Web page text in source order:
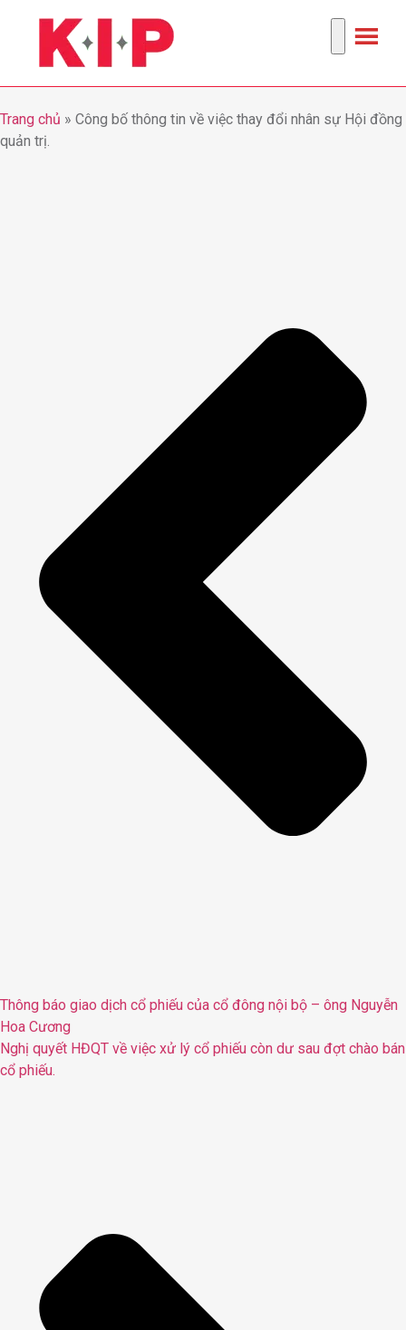
Trang chủ » Công bố thông tin về việc thay đổi nhân sự Hội đồng
quản trị.
Thông báo giao dịch cổ phiếu của cổ đông nội bộ – ông Nguyễn
Hoa Cương
Nghị quyết HĐQT về việc xử lý cổ phiếu còn dư sau đợt chào bán
cổ phiếu.